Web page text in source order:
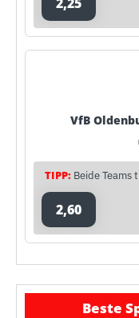
VfB
TIPP: Beide Teams
2,60
Beste